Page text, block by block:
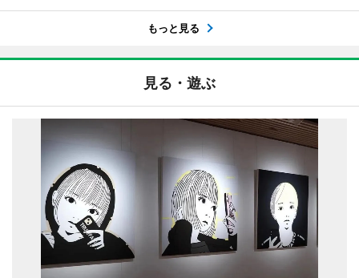
もっと見る
見る・遊ぶ